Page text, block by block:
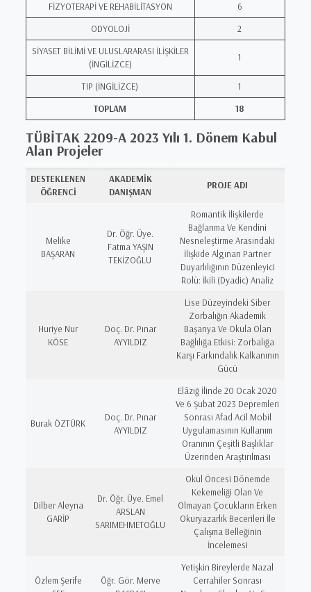
FİZYOTERAPİ VE REHABİLİTASYON
6
ODYOLOJİ
2
SİYASET BİLİMİ VE ULUSLARARASI İLİŞKİLER
(İNGİLİZCE)
1
TIP (İNGİLİZCE)
1
TOPLAM
18
TÜBİTAK 2209-A 2023 Yılı 1. Dönem Kabul
Alan Projeler
DESTEKLENEN
ÖĞRENCİ
AKADEMİK
DANIŞMAN
PROJE ADI
Melike
BAŞARAN
Dr. Öğr. Üye.
Fatma YAŞIN
TEKİZOĞLU
Romantik İlişkilerde
Bağlanma Ve Kendini
Nesneleştirme Arasındaki
İlişkide Algınan Partner
Duyarlılığının Düzenleyici
Rolü: İkili (Dyadic) Analiz
Huriye Nur
KÖSE
Doç. Dr. Pınar
AYYILDIZ
Lise Düzeyindeki Siber
Zorbalığın Akademik
Başarıya Ve Okula Olan
Bağlılığa Etkisi: Zorbalığa
Karşı Farkındalık Kalkanının
Gücü
Burak ÖZTÜRK
Doç. Dr. Pınar
AYYILDIZ
Elâzığ İlinde 20 Ocak 2020
Ve 6 Şubat 2023 Depremleri
Sonrası Afad Acil Mobil
Uygulamasının Kullanım
Oranının Çeşitli Başlıklar
Üzerinden Araştırılması
Dilber Aleyna
GARİP
Dr. Öğr. Üye. Emel
ARSLAN
SARIMEHMETOĞLU
Okul Öncesi Dönemde
Kekemeliği Olan Ve
Olmayan Çocukların Erken
Okuryazarlık Becerileri İle
Çalışma Belleğinin
İncelemesi
Özlem Şerife
Öğr. Gör. Merve
Yetişkin Bireylerde Nazal
Cerrahiler Sonrası